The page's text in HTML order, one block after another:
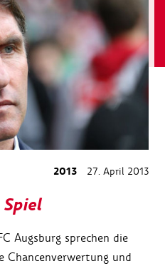
2013 27. April 2013
Augsburg sprechen die
Chancenverwertung und